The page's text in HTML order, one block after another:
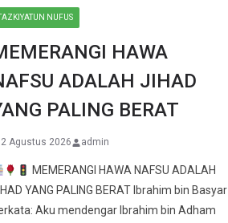
TAZKIYATUN NUFUS
HAWA
ADALAH JIHAD
PALING BERAT
2 Agustus 2026 admin
MEMERANGI HAWA NAFSU ADALAH
YANG PALING BERAT Ibrahim bin Basyar
Aku mendengar Ibrahim bin Adham